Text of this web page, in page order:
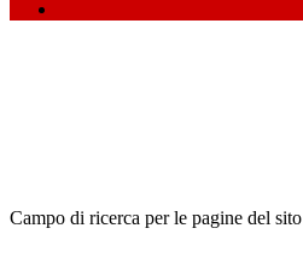
Campo di ricerca per le pagine del sito